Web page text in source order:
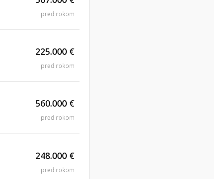
pred rokom
225.000 €
pred rokom
560.000 €
pred rokom
248.000 €
pred rokom